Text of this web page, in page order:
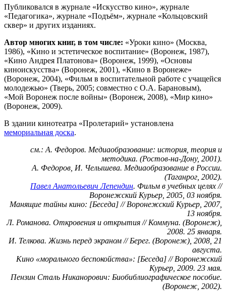
Публиковался в журнале «Искусство кино», журнале
«Педагогика», журнале «Подъём», журнале «Кольцовский
сквер» и других изданиях.
Автор многих книг, в том числе: «Уроки кино» (Москва,
1986), «Кино и эстетическое воспитание» (Воронеж, 1987),
«Кино Андрея Платонова» (Воронеж, 1999), «Основы
киноискусства» (Воронеж, 2001), «Кино в Воронеже»
(Воронеж, 2004), «Фильм в воспитательной работе с учащейся
молодежью» (Тверь, 2005; совместно с О.А. Барановым),
«Мой Воронеж после войны» (Воронеж, 2008), «Мир кино»
(Воронеж, 2009).
В здании кинотеатра «Пролетарий» установлена
мемориальная доска.
см.: А. Федоров. Медиаобразование: история, теория и
методика. (Ростов-на-Дону, 2001).
А. Федоров, И. Челышева. Медиаобразование в России.
(Таганрог, 2002).
Павел Анатольевич Лепендин. Фильм в учебных целях //
Воронежский Курьер, 2005, 03 ноября.
Манящие тайны кино: [Беседа] // Воронежский Курьер, 2007,
13 ноября.
Л. Романова. Откровения и открытия // Коммуна. (Воронеж),
2008. 25 января.
И. Телкова. Жизнь перед экраном // Берег. (Воронеж), 2008, 21
августа.
Кино «морального беспокойства»: [Беседа] // Воронежский
Курьер, 2009. 23 мая.
Пензин Сталь Никанорович: Биобиблиографическое пособие.
(Воронеж, 2002).